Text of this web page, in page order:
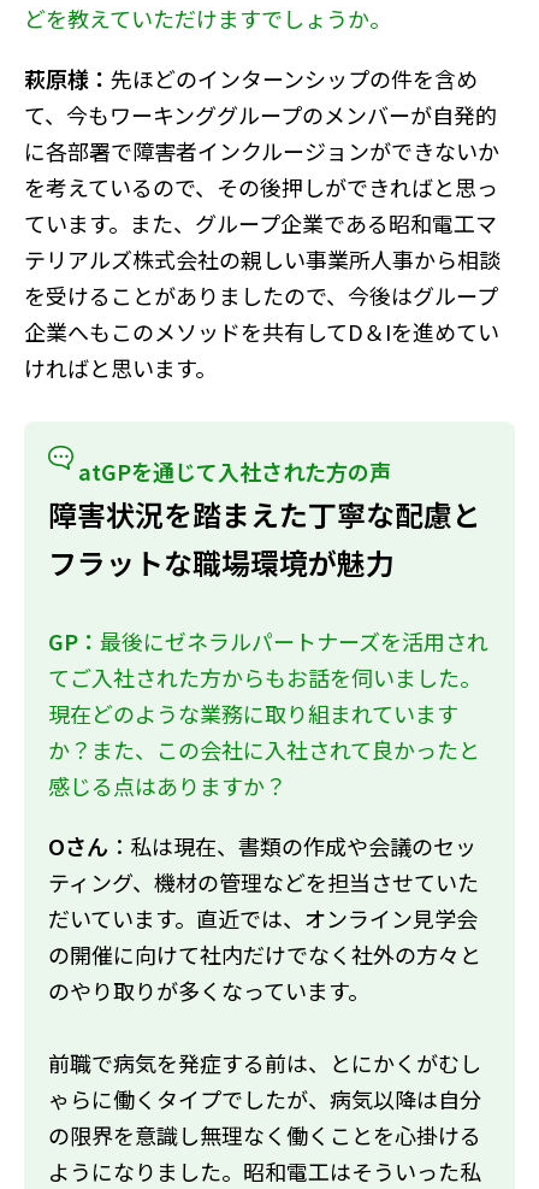
どを教えていただけますでしょうか。
萩原様： 先ほどのインターンシップの件を含め
て、今もワーキンググループのメンバーが自発的
に各部署で障害者インクルージョンができないか
を考えているので、その後押しができればと思っ
ています。また、グループ企業である昭和電工マ
テリアルズ株式会社の親しい事業所人事から相談
を受けることがありましたので、今後はグループ
企業へもこのメソッドを共有してD＆Iを進めてい
ければと思います。
atGPを通じて入社された方の声
障害状況を踏まえた丁寧な配慮と
フラットな職場環境が魅力
GP： 最後にゼネラルパートナーズを活用され
てご入社された方からもお話を伺いました。
現在どのような業務に取り組まれています
か？また、この会社に入社されて良かったと
感じる点はありますか？
Oさん ：私は現在、書類の作成や会議のセッ
ティング、機材の管理などを担当させていた
だいています。直近では、オンライン見学会
の開催に向けて社内だけでなく社外の方々と
のやり取りが多くなっています。
前職で病気を発症する前は、とにかくがむし
ゃらに働くタイプでしたが、病気以降は自分
の限界を意識し無理なく働くことを心掛ける
ようになりました。昭和電工はそういった私